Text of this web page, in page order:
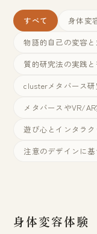
すべて
身体変
物語的自己の変容
質的研究法の実践と
clusterメタバース
メタバースやVR/
遊び心とインタラク
注意のデザインに
身体変容体験